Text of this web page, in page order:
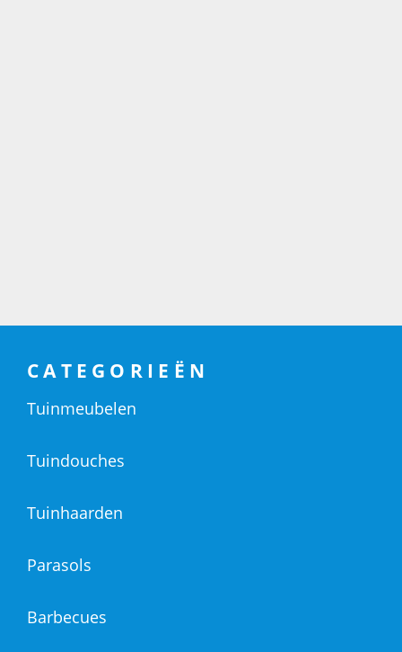
CATEGORIEËN
Tuinmeubelen
Tuindouches
Tuinhaarden
Parasols
Barbecues